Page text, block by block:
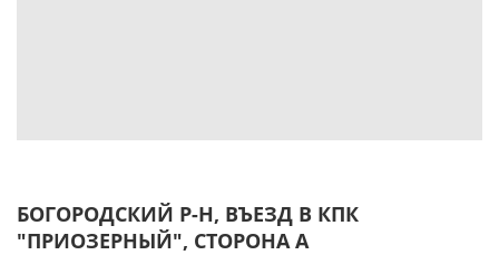
БОГОРОДСКИЙ Р-Н, ВЪЕЗД В КПК
"ПРИОЗЕРНЫЙ", СТОРОНА А